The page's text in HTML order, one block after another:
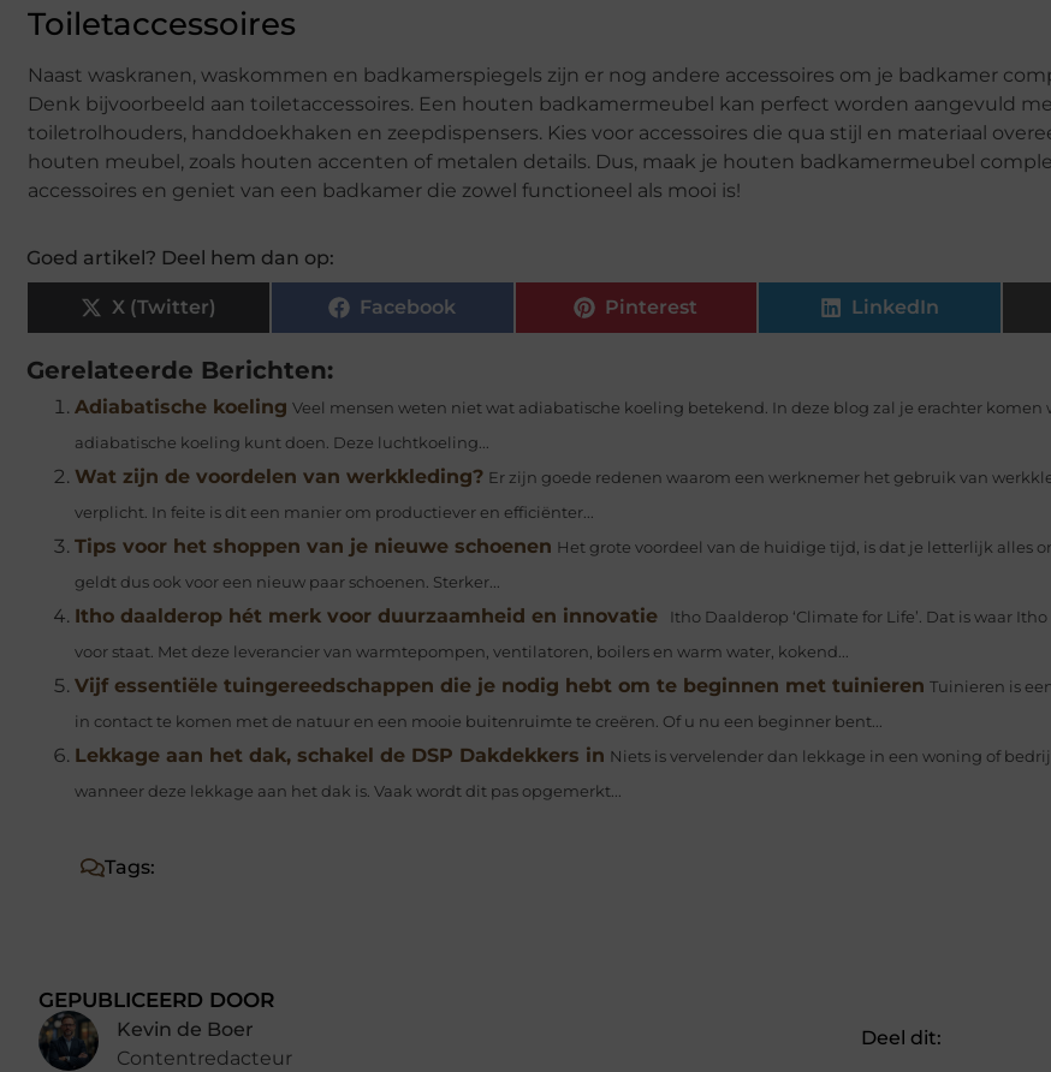
Toiletaccessoires
Naast waskranen, waskommen en badkamerspiegels zijn er nog andere accessoires om je badkamer
Denk bijvoorbeeld aan toiletaccessoires. Een houten badkamermeubel kan perfect worden aangevuld
toiletrolhouders, handdoekhaken en zeepdispensers. Kies voor accessoires die qua stijl en materiaal
houten meubel, zoals houten accenten of metalen details. Dus, maak je houten badkamermeubel
accessoires en geniet van een badkamer die zowel functioneel als mooi is!
Goed artikel? Deel hem dan op:
X (Twitter) Facebook Pinterest LinkedIn
Gerelateerde Berichten:
Adiabatische koeling Veel mensen weten niet wat adiabatische koeling betekend. In deze blog zal je erachter komen
adiabatische koeling kunt doen. Deze luchtkoeling...
Wat zijn de voordelen van werkkleding? Er zijn goede redenen waarom een ​​werknemer het gebruik van
verplicht. In feite is dit een manier om productiever en efficiënter...
Tips voor het shoppen van je nieuwe schoenen Het grote voordeel van de huidige tijd, is dat je letterlijk alles
geldt dus ook voor een nieuw paar schoenen. Sterker...
Itho daalderop hét merk voor duurzaamheid en innovatie
Itho Daalderop ‘Climate for Life’. Dat is waar
voor staat. Met deze leverancier van warmtepompen, ventilatoren, boilers en warm water, kokend...
Vijf essentiële tuingereedschappen die je nodig hebt om te beginnen met tuinieren Tuinieren is
in contact te komen met de natuur en een mooie buitenruimte te creëren. Of u nu een beginner bent...
Lekkage aan het dak, schakel de DSP Dakdekkers in Niets is vervelender dan lekkage in een woning of
wanneer deze lekkage aan het dak is. Vaak wordt dit pas opgemerkt...
Tags:
GEPUBLICEERD DOOR
Kevin de Boer
Contentredacteur
Deel dit: